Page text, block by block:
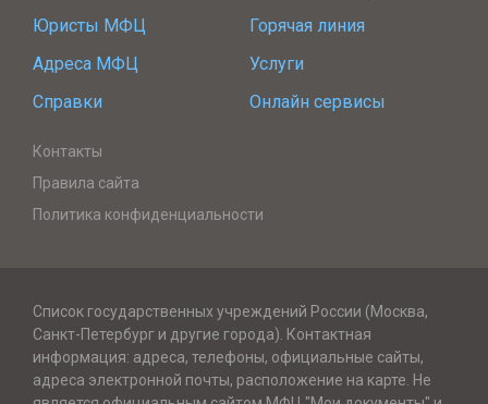
Юристы МФЦ
Горячая линия
Адреса МФЦ
Услуги
Справки
Онлайн сервисы
Контакты
Правила сайта
Политика конфиденциальности
Список государственных учреждений России (Москва,
Санкт-Петербург и другие города). Контактная
информация: адреса, телефоны, официальные сайты,
адреса электронной почты, расположение на карте. Не